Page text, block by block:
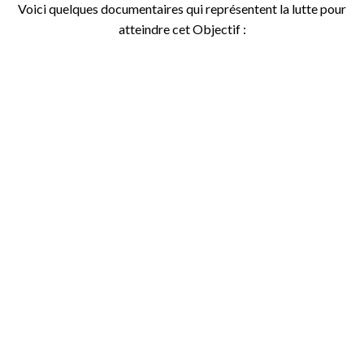
Voici quelques documentaires qui représentent la lutte pour
atteindre cet Objectif :